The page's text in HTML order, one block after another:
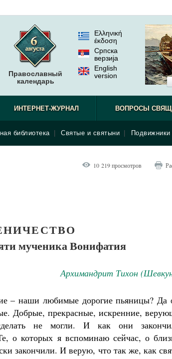
Православный
календарь
Ελληνική
έκδοση
Српска
верзиjа
English
version
библиотека Святые и святыни Подвижники
ИНТЕРНЕТ-ЖУРНАЛ ВОПРОСЫ
10 219 просмотров
мученика Вонифатия
Архимандрит Тихон
– наши любимые дорогие пьяницы? Да
Добрые, прекрасные, искренние,
не могли. И как они
о которых я вспоминаю сейчас, о
закончили. И верую, что так же, как